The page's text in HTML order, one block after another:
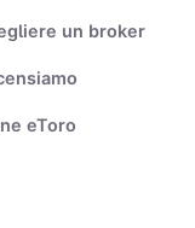
un broker
eToro
24 min